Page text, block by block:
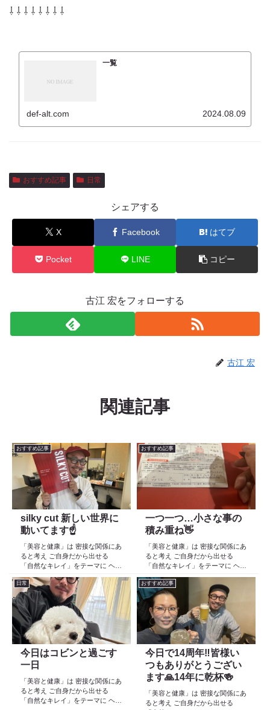
⇩ ⇩ ⇩ ⇩ ⇩ ⇩ ⇩ ⇩
一覧
def-alt.com 2024.08.09
おすすめ記事 日常
シェアする
X Facebook はてブ
Pocket LINE コピー
古江 宏をフォローする
古江 宏
関連記事
おすすめ記事
silky cut 新しい世界に
動いてます☝️
「美容と健康」は 密接な関係にあ
ると考え ご自身だから出せる
「自然なキレイ」をテーマに ヘア
ケア スキンケア インナーケア
の 「根本改善」を目的とした美容
院 Def 古江です 2023年３月30日
より スタートしたこのブログ
日々の事や...
おすすめ記事
一つ一つ…小さな事の
積み重ね👋
「美容と健康」は 密接な関係にあ
ると考え ご自身だから出せる
「自然なキレイ」をテーマに ヘア
ケア スキンケア インナーケア
の 「根本改善」を目的とした美容
院 Def 古江です 2023年３月30日
より スタートしたこのブログ
日々の事や...
日常
今日はコビンと過ごす
一日
「美容と健康」は 密接な関係にあ
ると考え ご自身だから出せる
「自然なキレイ」をテーマに ヘア
おすすめ記事
今日で14周年‼️皆様い
つもありがとうござい
ます🙏14年に乾杯🍻
「美容と健康」は 密接な関係にあ
ると考え ご自身だから出せる